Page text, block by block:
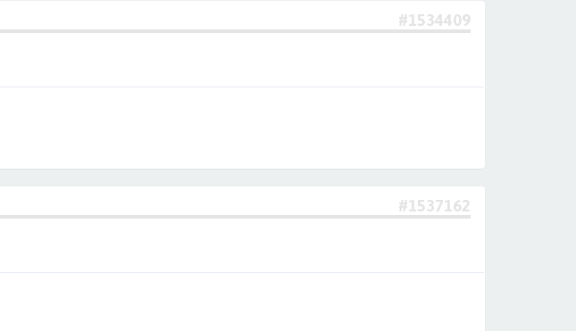
#1534409
#1537162